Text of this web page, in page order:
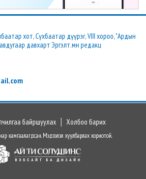
хот, Сүхбаатар дүүрэг, VIII хороо, "Ардын
давхарт Эргэлт.мн редакц
байршуулах Холбоо барих
хамгаалагдсан. Мэдээлэл хуулбарлах хориотой.